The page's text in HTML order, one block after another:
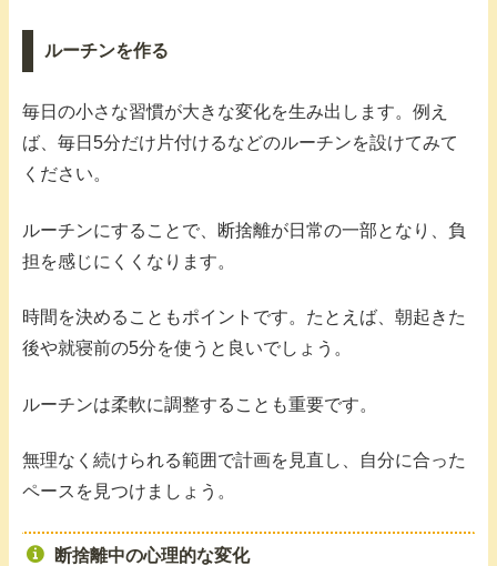
ルーチンを作る
毎日の小さな習慣が大きな変化を生み出します。例え
ば、毎日5分だけ片付けるなどのルーチンを設けてみて
ください。
ルーチンにすることで、断捨離が日常の一部となり、負
担を感じにくくなります。
時間を決めることもポイントです。たとえば、朝起きた
後や就寝前の5分を使うと良いでしょう。
ルーチンは柔軟に調整することも重要です。
無理なく続けられる範囲で計画を見直し、自分に合った
ペースを見つけましょう。
断捨離中の心理的な変化